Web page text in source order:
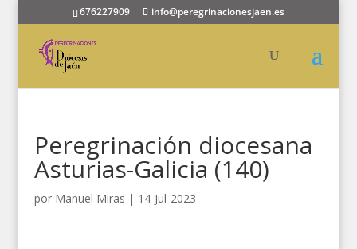
676227909 info@peregrinacionesjaen.es
Peregrinación diocesana
Asturias-Galicia (140)
por Manuel Miras | 14-Jul-2023